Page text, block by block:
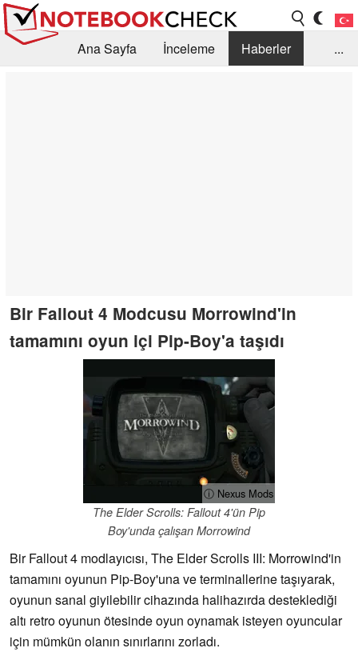
Ana Sayfa İnceleme
Haberler
...
Bir Fallout 4 Modcusu Morrowind'in
tamamını oyun içi Pip-Boy'a taşıdı
ⓘ Nexus Mods
The Elder Scrolls: Fallout 4'ün Pip
Boy'unda çalışan Morrowind
Bir Fallout 4 modlayıcısı, The Elder Scrolls III: Morrowind'in
tamamını oyunun Pip-Boy'una ve terminallerine taşıyarak,
oyunun sanal giyilebilir cihazında halihazırda desteklediği
altı retro oyunun ötesinde oyun oynamak isteyen oyuncular
için mümkün olanın sınırlarını zorladı.